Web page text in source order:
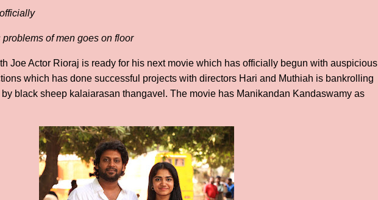
of men goes on floor
Joe Actor Rioraj is ready for his next movie which has officially begun with auspicious
which has done successful projects with directors Hari and Muthiah is bankrolling
black sheep kalaiarasan thangavel. The movie has Manikandan Kandaswamy as